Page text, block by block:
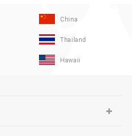
China
Thailand
Hawaii